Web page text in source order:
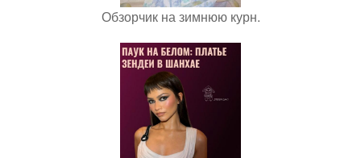
Обзорчик на зимнюю курн.